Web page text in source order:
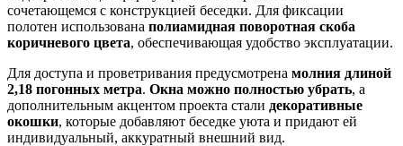
сочетающемся с конструкцией беседки. Для фиксации
полотен использована полиамидная поворотная скоба
коричневого цвета, обеспечивающая удобство эксплуатации.
Для доступа и проветривания предусмотрена молния длиной
2,18 погонных метра. Окна можно полностью убрать, а
дополнительным акцентом проекта стали декоративные
окошки, которые добавляют беседке уюта и придают ей
индивидуальный, аккуратный внешний вид.